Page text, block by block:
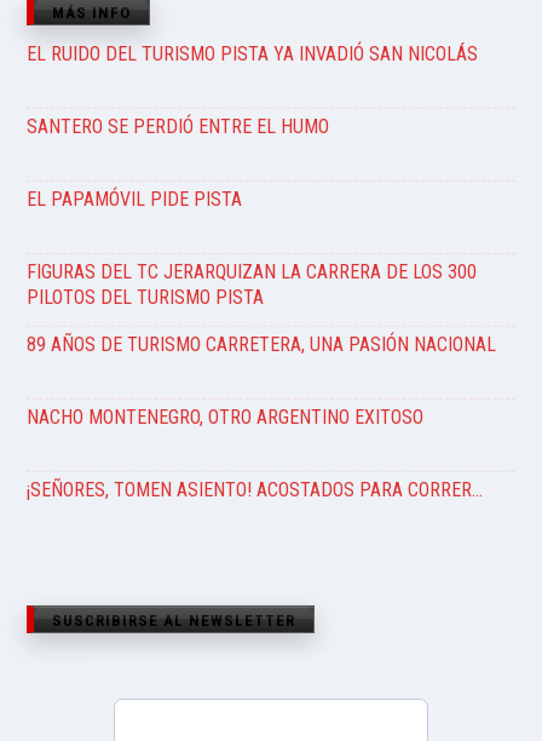
MÁS INFO
EL RUIDO DEL TURISMO PISTA YA INVADIÓ SAN NICOLÁS
SANTERO SE PERDIÓ ENTRE EL HUMO
EL PAPAMÓVIL PIDE PISTA
FIGURAS DEL TC JERARQUIZAN LA CARRERA DE LOS 300
PILOTOS DEL TURISMO PISTA
89 AÑOS DE TURISMO CARRETERA, UNA PASIÓN NACIONAL
NACHO MONTENEGRO, OTRO ARGENTINO EXITOSO
¡SEÑORES, TOMEN ASIENTO! ACOSTADOS PARA CORRER…
SUSCRIBIRSE AL NEWSLETTER